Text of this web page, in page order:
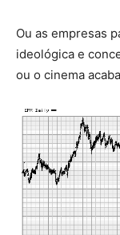
Ou as empresas
ideológica e
ou o cinema